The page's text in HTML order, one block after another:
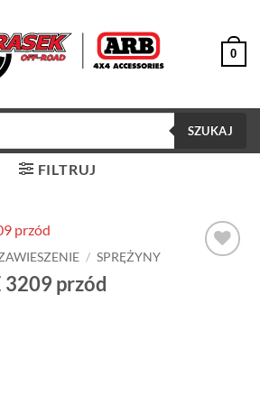
0
SZUKAJ
FILTRUJ
/ SPRĘŻYNY
3209 przód